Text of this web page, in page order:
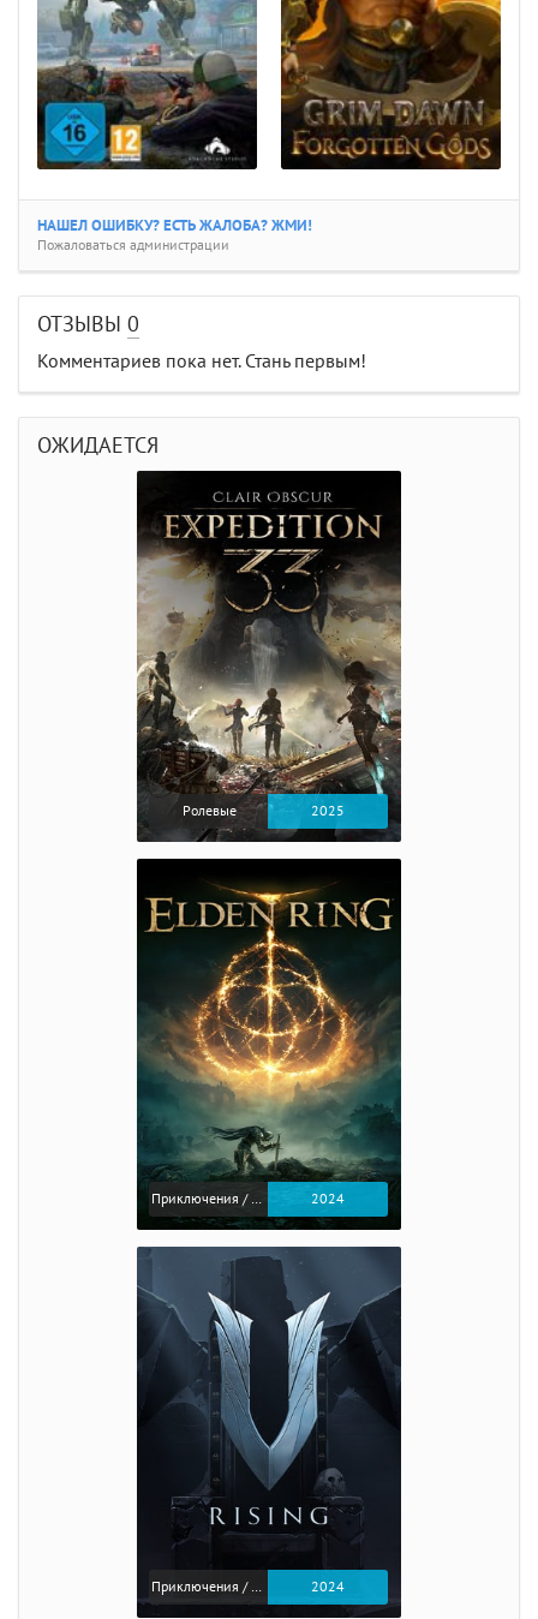
НАШЕЛ ОШИБКУ? ЕСТЬ ЖАЛОБА? ЖМИ!
Пожаловаться администрации
ОТЗЫВЫ 0
Комментариев пока нет. Стань первым!
ОЖИДАЕТСЯ
Ролевые 2025
Приключения / Экшен / Ролевые 2024
Приключения / Экшен 2024